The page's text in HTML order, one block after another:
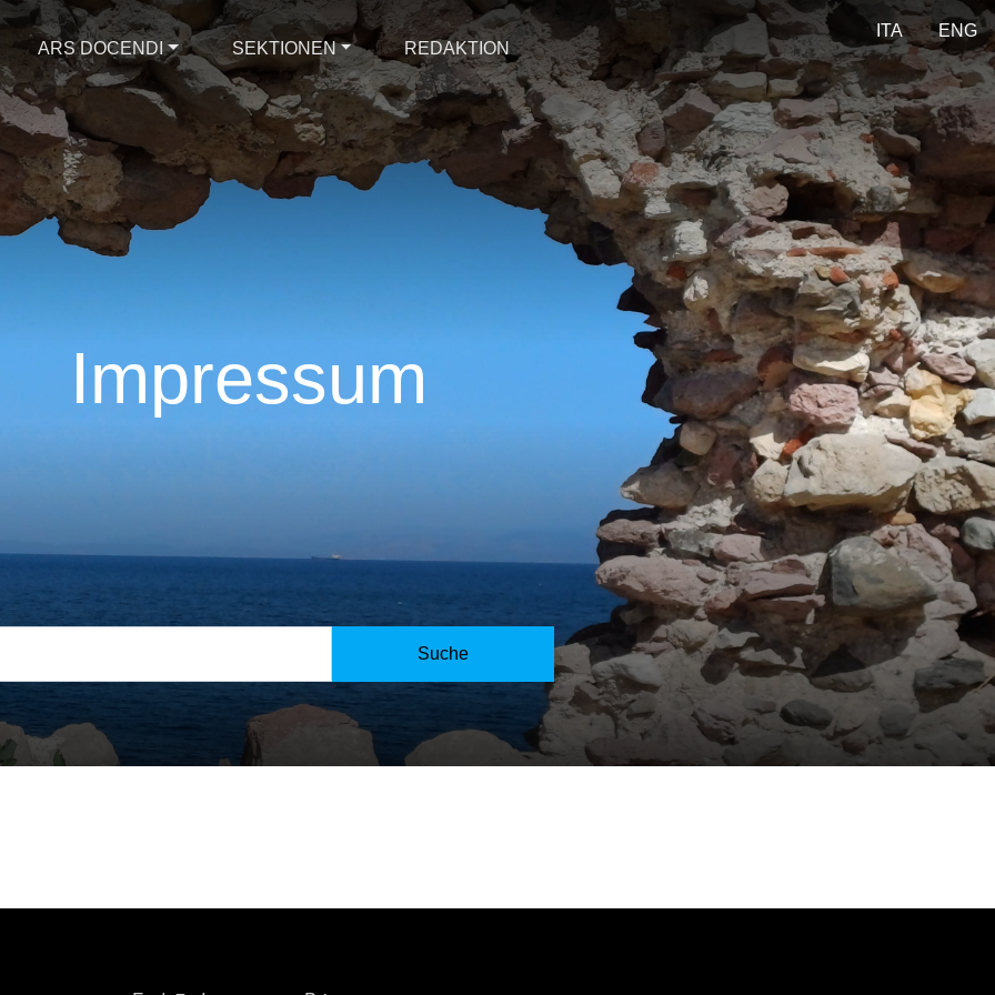
Impressum
ITA ENG
ARS DOCENDI SEKTIONEN REDAKTION
Impressum
für die Inhalte externer Links. Für den Inhalt der verlinkten Seiten sind ausschließlich